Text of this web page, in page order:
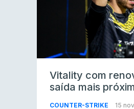
Vitality com
saída mais
COUNTER-STRIKE 15